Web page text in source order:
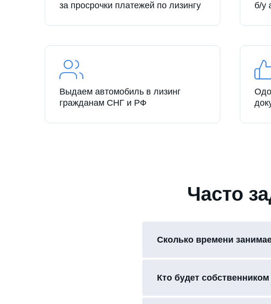
за просрочки платежей по лизингу
б/у
Выдаем автомобиль в лизинг
гражданам СНГ и РФ
Часто
Сколько времени
Кто будет